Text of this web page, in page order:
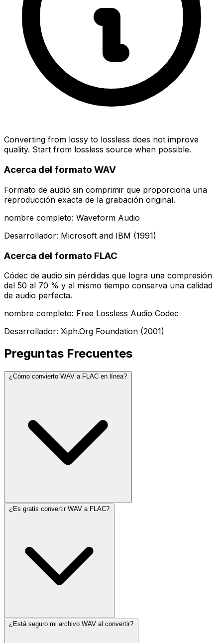
Converting from lossy to lossless does not improve
quality. Start from lossless source when possible.
Acerca del formato WAV
Formato de audio sin comprimir que proporciona una
reproducción exacta de la grabación original.
nombre completo: Waveform Audio
Desarrollador: Microsoft and IBM (1991)
Acerca del formato FLAC
Códec de audio sin pérdidas que logra una compresión
del 50 al 70 % y al mismo tiempo conserva una calidad
de audio perfecta.
nombre completo: Free Lossless Audio Codec
Desarrollador: Xiph.Org Foundation (2001)
Preguntas Frecuentes
¿Cómo convierto WAV a FLAC en línea?
¿Es gratis convertir WAV a FLAC?
¿Está seguro mi archivo WAV al convertir?